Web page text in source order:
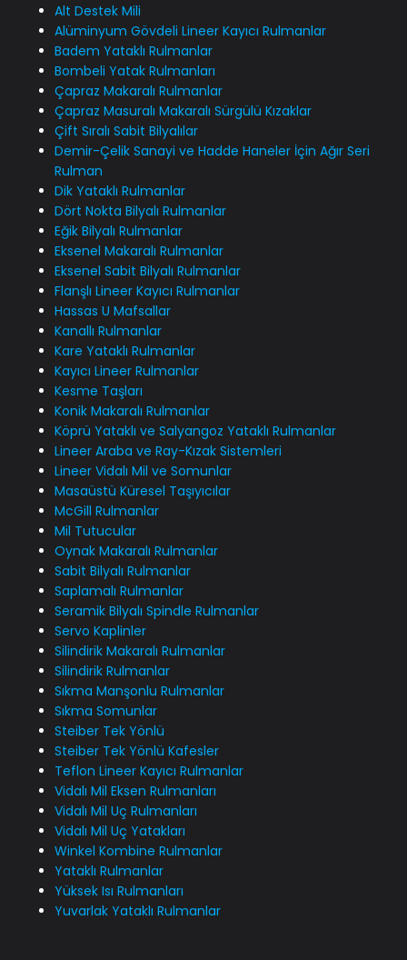
Alt Destek Mili
Alüminyum Gövdeli Lineer Kayıcı Rulmanlar
Badem Yataklı Rulmanlar
Bombeli Yatak Rulmanları
Çapraz Makaralı Rulmanlar
Çapraz Masuralı Makaralı Sürgülü Kızaklar
Çift Sıralı Sabit Bilyalılar
Demir-Çelik Sanayi ve Hadde Haneler İçin Ağır Seri
Rulman
Dik Yataklı Rulmanlar
Dört Nokta Bilyalı Rulmanlar
Eğik Bilyalı Rulmanlar
Eksenel Makaralı Rulmanlar
Eksenel Sabit Bilyalı Rulmanlar
Flanşlı Lineer Kayıcı Rulmanlar
Hassas U Mafsallar
Kanallı Rulmanlar
Kare Yataklı Rulmanlar
Kayıcı Lineer Rulmanlar
Kesme Taşları
Konik Makaralı Rulmanlar
Köprü Yataklı ve Salyangoz Yataklı Rulmanlar
Lineer Araba ve Ray-Kızak Sistemleri
Lineer Vidalı Mil ve Somunlar
Masaüstü Küresel Taşıyıcılar
McGill Rulmanlar
Mil Tutucular
Oynak Makaralı Rulmanlar
Sabit Bilyalı Rulmanlar
Saplamalı Rulmanlar
Seramik Bilyalı Spindle Rulmanlar
Servo Kaplinler
Silindirik Makaralı Rulmanlar
Silindirik Rulmanlar
Sıkma Manşonlu Rulmanlar
Sıkma Somunlar
Steiber Tek Yönlü
Steiber Tek Yönlü Kafesler
Teflon Lineer Kayıcı Rulmanlar
Vidalı Mil Eksen Rulmanları
Vidalı Mil Uç Rulmanları
Vidalı Mil Uç Yatakları
Winkel Kombine Rulmanlar
Yataklı Rulmanlar
Yüksek Isı Rulmanları
Yuvarlak Yataklı Rulmanlar